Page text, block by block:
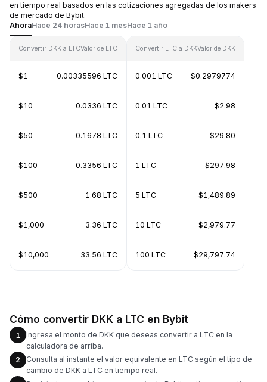
en tiempo real basados en las cotizaciones agregadas de los makers
de mercado de Bybit.
AhoraHace 24 horasHace 1 mesHace 1 año
Convertir DKK a LTCValor de LTC
$1 0.00335596 LTC
$10 0.0336 LTC
$50 0.1678 LTC
$100 0.3356 LTC
$500 1.68 LTC
$1,000 3.36 LTC
$10,000 33.56 LTC
Convertir LTC a DKKValor de DKK
0.001 LTC $0.2979774
0.01 LTC $2.98
0.1 LTC $29.80
1 LTC $297.98
5 LTC $1,489.89
10 LTC $2,979.77
100 LTC $29,797.74
Cómo convertir DKK a LTC en Bybit
1
Ingresa el monto de DKK que deseas convertir a LTC en la
calculadora de arriba.
2
Consulta al instante el valor equivalente en LTC según el tipo de
cambio de DKK a LTC en tiempo real.